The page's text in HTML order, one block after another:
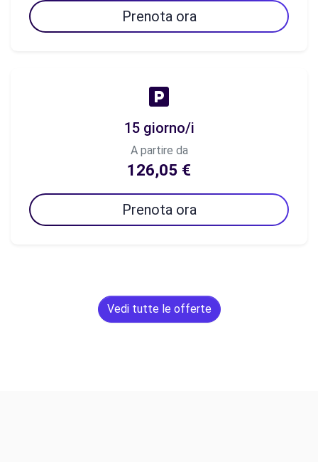
Prenota ora
15 giorno/i
A partire da
126,05 €
Prenota ora
Vedi tutte le offerte